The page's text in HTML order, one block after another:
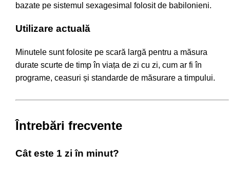
bazate pe sistemul sexagesimal folosit de babilonieni.
Utilizare actuală
Minutele sunt folosite pe scară largă pentru a măsura
durate scurte de timp în viața de zi cu zi, cum ar fi în
programe, ceasuri și standarde de măsurare a timpului.
Întrebări frecvente
Cât este 1 zi în minut?